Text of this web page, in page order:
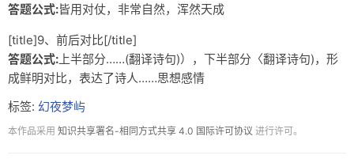
答题公式:皆用对仗，非常自然，浑然天成
[title]9、前后对比[/title]
答题公式: 上半部分……(翻译诗句)），下半部分〈翻译诗句)，形
成鲜明对比，表达了诗人……思想感情
标签: 幻夜梦屿
本作品采用 知识共享署名-相同方式共享 4.0 国际许可协议 进行许可。